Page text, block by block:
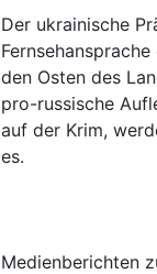
Der ukrainische
den Osten des
pro-russische
auf der Krim,
es.
Medienberichten